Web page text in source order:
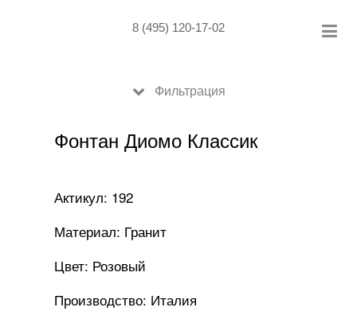
8 (495) 120-17-02
Фильтрация
Фонтан Диомо Классик
Актикул: 192
Материал: Гранит
Цвет: Розовый
Производство: Италия